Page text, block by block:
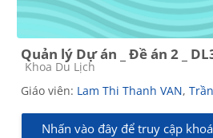
Quản lý Dự án _ Đề án 2 _
Các loại khóa học
Khoa Du Lịch
Giáo viên: Lam Thi Thanh VAN,
Nhấn vào đây để truy cập